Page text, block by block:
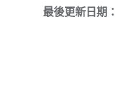
最後更新日期：